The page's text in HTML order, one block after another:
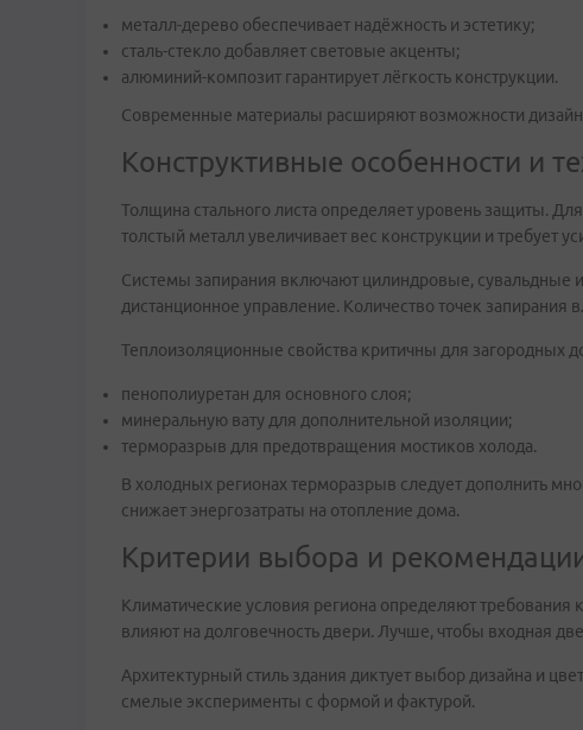
металл-дерево обеспечивает надёжность и эстетику;
сталь-стекло добавляет световые акценты;
алюминий-композит гарантирует лёгкость конструкции.
Современные материалы расширяют возможности
Конструктивные особенности и
Толщина стального листа определяет уровень защиты.
толстый металл увеличивает вес конструкции и требует
Системы запирания включают цилиндровые, сувальдные
дистанционное управление. Количество точек запирания
Теплоизоляционные свойства критичны для загородных
пенополиуретан для основного слоя;
минеральную вату для дополнительной изоляции;
терморазрыв для предотвращения мостиков холода.
В холодных регионах терморазрыв следует дополнить
снижает энергозатраты на отопление дома.
Критерии выбора и
Климатические условия региона определяют
влияют на долговечность двери. Лучше, чтобы входная
Архитектурный стиль здания диктует выбор дизайна и
смелые эксперименты с формой и фактурой.